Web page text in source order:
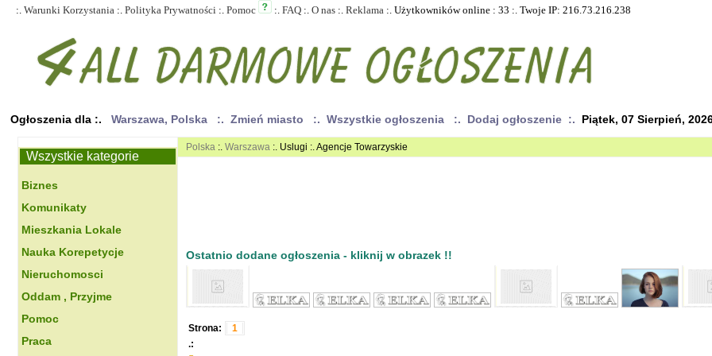
:. Warunki Korzystania :. Polityka Prywatności :. Pomoc :. FAQ :. O nas :. Reklama :. Użytkowników online : 33 :. Twoje IP: 216.73.216.238
Ogłoszenia dla :.Warszawa, Polska :. Zmień miasto :. Wszystkie ogłoszenia :. Dodaj ogłoszenie :. Piątek, 07 Sierpień,
Wszystkie kategorie
Biznes
Komunikaty
Mieszkania Lokale
Nauka Korepetycje
Nieruchomosci
Oddam , Przyjme
Pomoc
Praca
Polska :. Warszawa :. Uslugi :. Agencje Towarzyskie
Ostatnio dodane ogłoszenia - kliknij w obrazek !!
Strona:
1
.: